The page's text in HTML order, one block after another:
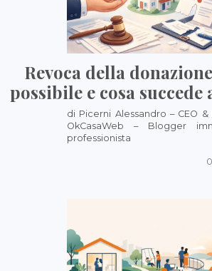
Revoca della
possibile e cosa
di Picerni Alessandro – CEO
OkCasaWeb – Blogger
professionista